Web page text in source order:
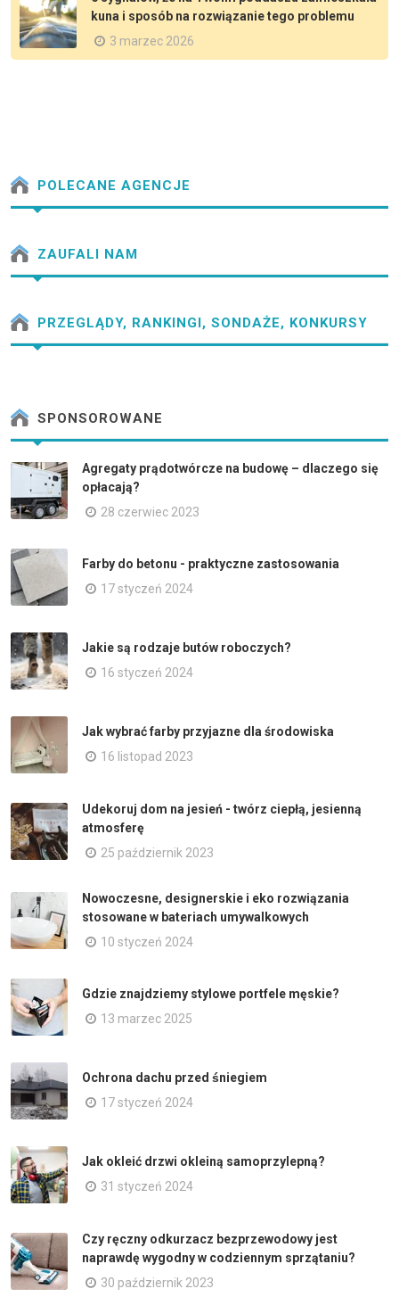
kuna i sposób na rozwiązanie tego problemu
3 marzec 2026
POLECANE AGENCJE
ZAUFALI NAM
PRZEGLĄDY, RANKINGI, SONDAŻE, KONKURSY
SPONSOROWANE
Agregaty prądotwórcze na budowę – dlaczego się
opłacają?
28 czerwiec 2023
Farby do betonu - praktyczne zastosowania
17 styczeń 2024
Jakie są rodzaje butów roboczych?
16 styczeń 2024
Jak wybrać farby przyjazne dla środowiska
16 listopad 2023
Udekoruj dom na jesień - twórz ciepłą, jesienną
atmosferę
25 październik 2023
Nowoczesne, designerskie i eko rozwiązania
stosowane w bateriach umywalkowych
10 styczeń 2024
Gdzie znajdziemy stylowe portfele męskie?
13 marzec 2025
Ochrona dachu przed śniegiem
17 styczeń 2024
Jak okleić drzwi okleiną samoprzylepną?
31 styczeń 2024
Czy ręczny odkurzacz bezprzewodowy jest
naprawdę wygodny w codziennym sprzątaniu?
30 październik 2023